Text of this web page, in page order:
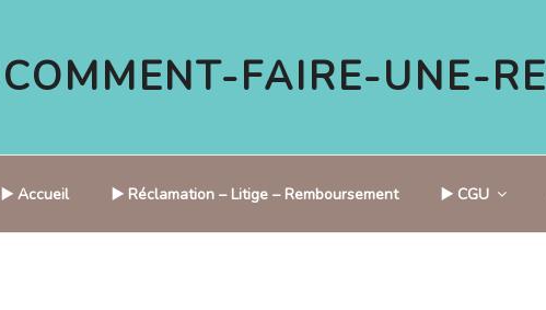
COMMENT-FAIRE-UNE-
▶️ Accueil ▶️ Réclamation – Litige – Remboursement ▶️ CGU